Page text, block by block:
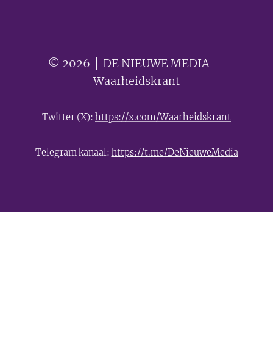
© 2026 │ DE NIEUWE MEDIA 🟣
Waarheidskrant
Twitter (X): https://x.com/Waarheidskrant
Telegram kanaal: https://t.me/DeNieuweMedia